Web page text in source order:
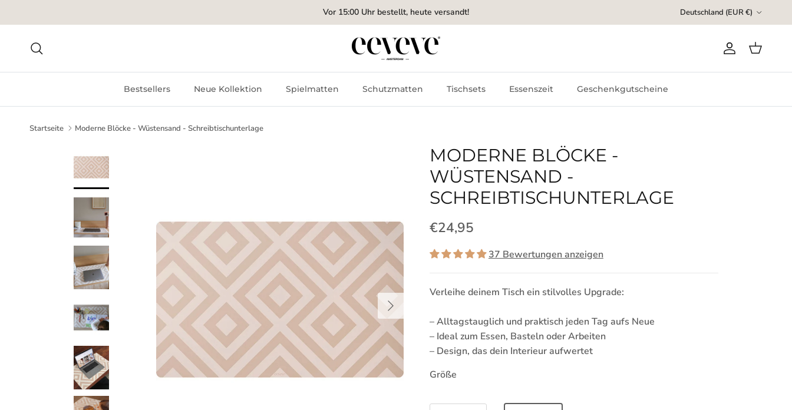
Kostenloser Versand ab 50 €
Land/Region
Deutschland (EUR €)
Konto
Bestsellers Neue Kollektion Spielmatten Schutzmatten Tischsets Essenszeit Geschenkgutscheine
Startseite Moderne Blöcke - Wüstensand - Schreibtischunterlage
Nächste
MODERNE BLÖCKE -
WÜSTENSAND -
SCHREIBTISCHUNTERLAGE
Normaler Preis
€24,95
37 Bewertungen anzeigen
Verleihe deinem Tisch ein stilvolles Upgrade:
– Alltagstauglich und praktisch jeden Tag aufs Neue
– Ideal zum Essen, Basteln oder Arbeiten
– Design, das dein Interieur aufwertet
Größe